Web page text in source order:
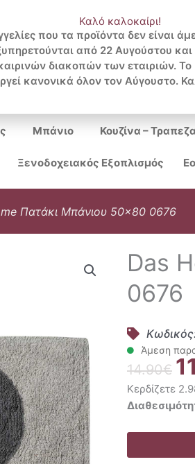
Μπάνιο Κουζίνα –
Ξενοδοχειακός Εξοπλισμός
Πατάκι Μπάνιου 50×80 0676
Das
0676
Άμεση
14.90€
Κερδίζετε
Das
Πατάκι
Μπάνιου
Καλό καλοκαίρι!
που τα προϊόντα δεν είναι
από 22 Αυγούστου
διακοπών των εταιριών.
κανονικά όλον τον Αύγουστο.